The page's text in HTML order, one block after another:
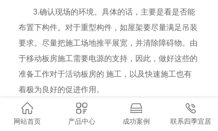
3.确认现场的环境。具体的话，主要是看是否能
布置下构件。对于重型构件，如屋架要尽量满足吊装
要求。尽量把施工场地推平展宽，并清除障碍物。由
于移动板房施工需要电源的支持，因此，做好这些的
准备工作对于活动板房的 施工，以及快速施工也有
着极为良好的促进作用。
除了上述三点准备事项之外，我们还应该根据施
网站首页 产品中心 成功案例 联系四季宜居